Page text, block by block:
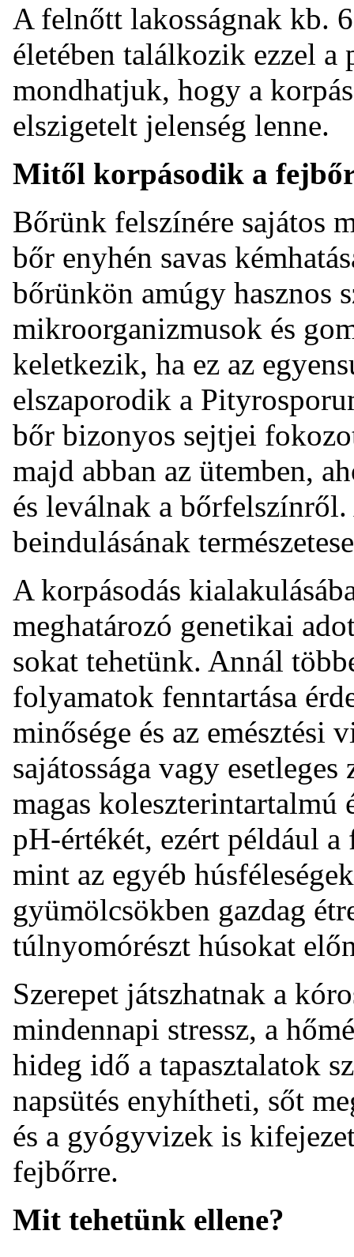
A felnőtt lakosságnak kb.
életében találkozik ezzel a
mondhatjuk, hogy a
elszigetelt jelenség lenne.
Mitől korpásodik a
Bőrünk felszínére sajátos
bőr enyhén savas
bőrünkön amúgy hasznos
mikroorganizmusok és
keletkezik, ha ez az
elszaporodik a
bőr bizonyos sejtjei
majd abban az ütemben,
és leválnak a
beindulásának
A korpásodás
meghatározó genetikai
sokat tehetünk. Annál
folyamatok fenntartása
minősége és az emésztési
sajátossága vagy
magas
pH-értékét, ezért például a
mint az egyéb
gyümölcsökben gazdag
túlnyomórészt húsokat
Szerepet játszhatnak a
mindennapi stressz, a
hideg idő a tapasztalatok
napsütés enyhítheti, sőt
és a gyógyvizek is
fejbőrre.
Mit tehetünk ellene?